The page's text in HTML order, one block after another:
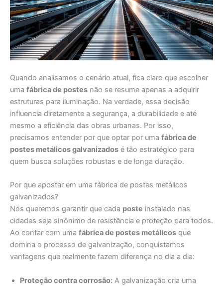
Quando analisamos o cenário atual, fica claro que escolher
uma fábrica de postes não se resume apenas a adquirir
estruturas para iluminação. Na verdade, essa decisão
influencia diretamente a segurança, a durabilidade e até
mesmo a eficiência das obras urbanas. Por isso,
precisamos entender por que optar por uma fábrica de
postes metálicos galvanizados é tão estratégico para
quem busca soluções robustas e de longa duração.
Por que apostar em uma fábrica de postes metálicos
galvanizados?
Nós queremos garantir que cada poste instalado nas
cidades seja sinônimo de resistência e proteção para todos.
Ao contar com uma fábrica de postes metálicos que
domina o processo de galvanização, conquistamos
vantagens que realmente fazem diferença no dia a dia:
Proteção contra corrosão: A galvanização cria uma